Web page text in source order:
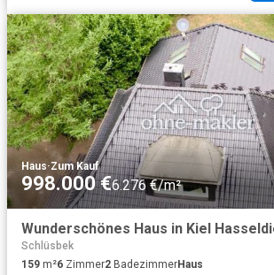
Haus·Zum Kauf
998.000 €6.276 €/m²
Wunderschönes Haus in Kiel
Schlüsbek
159 m²6 Zimmer2 BadezimmerHaus